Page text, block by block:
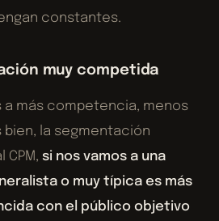
constantes.
muy competida
a más competencia, menos
bien, la segmentación
CPM,si nos vamos a una
o muy típica es más
con el público objetivo